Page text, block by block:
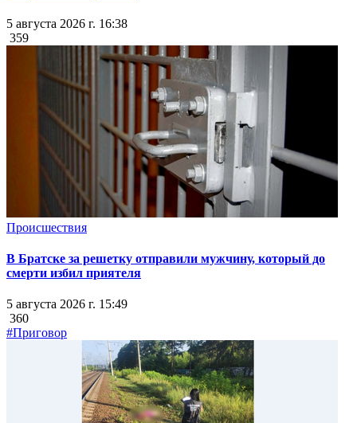
5 августа 2026 г. 16:38
359
Происшествия
В Братске за решетку отправили мужчину, который до
смерти избил приятеля
5 августа 2026 г. 15:49
360
#Приговор